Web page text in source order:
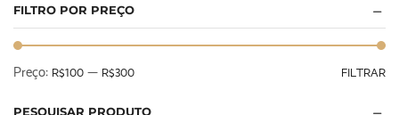
FILTRO POR PREÇO
FILTRAR
Preço: R$100 — R$300
PESQUISAR PRODUTO